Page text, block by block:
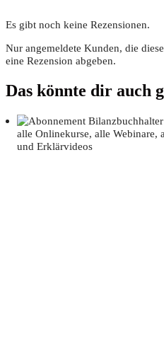
Es gibt noch keine Rezensionen.
Nur angemeldete Kunden, die
eine Rezension abgeben.
Das könnte dir auch